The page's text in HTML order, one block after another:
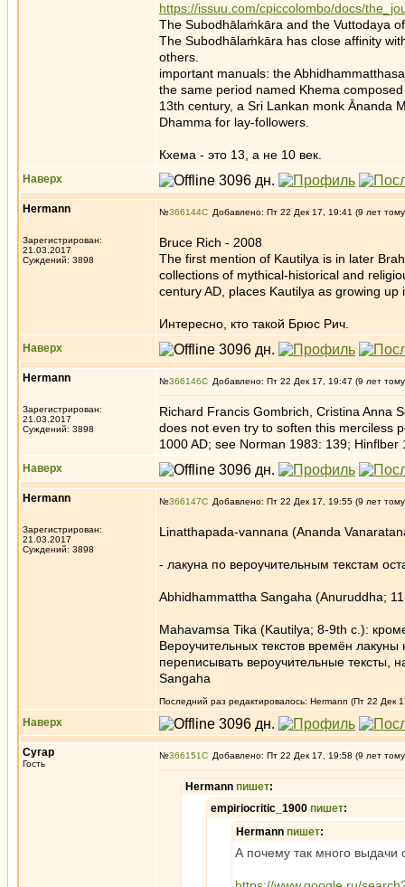
https://issuu.com/cpiccolombo/docs/
The Subodhālaṁkāra and the Vuttodaya
The Subodhālaṁkāra has close affinity
others.
important manuals: the
the same period named Khema
13th century, a Sri Lankan monk Ānanda
Dhamma for lay-followers.
Кхема - это 13, а не 10 век.
Наверх
Hermann
Зарегистрирован:
21.03.2017
Суждений: 3898
№366144 Добавлено: Пт 22 Дек 17, 19:41 (9 лет
Bruce Rich - 2008
The first mention of Kautilya is in later
collections of mythical-historical and
century AD, places Kautilya as growing
Интересно, кто такой Брюс Рич.
Наверх
Hermann
Зарегистрирован:
21.03.2017
Суждений: 3898
№366146 Добавлено: Пт 22 Дек 17, 19:47 (9 лет
Richard Francis Gombrich, ‎Cristina Anna
does not even try to soften this merciless
1000 AD; see Norman 1983: 139; Hinflber
Наверх
Hermann
Зарегистрирован:
21.03.2017
Суждений: 3898
№366147 Добавлено: Пт 22 Дек 17, 19:55 (9 лет
Linatthapada-vannana (Ananda
- лакуна по вероучительным текстам
Abhidhammattha Sangaha (Anuruddha;
Mahavamsa Tika (Kautilya; 8-9th c.):
Вероучительных текстов времён
переписывать вероучительные
Sangaha
Последний раз редактировалось: Hermann (Пт 22 Дек
Наверх
Сугар
Гость
№366151 Добавлено: Пт 22 Дек 17, 19:58 (9 лет
Hermann пишет:
empiriocritic_1900 пишет:
Hermann пишет:
А почему так много